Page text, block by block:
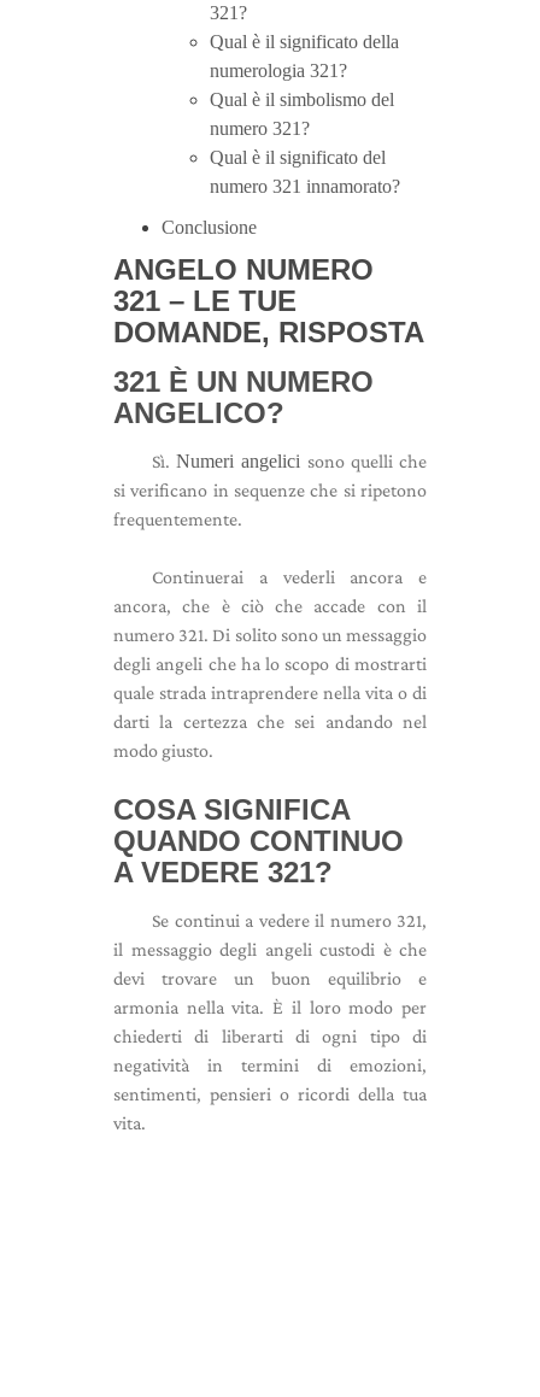
321?
Qual è il significato della
numerologia 321?
Qual è il simbolismo del
numero 321?
Qual è il significato del
numero 321 innamorato?
Conclusione
ANGELO NUMERO
321 – LE TUE
DOMANDE, RISPOSTA
321 È UN NUMERO
ANGELICO?
Sì.Numeri angelici sono quelli che
si verificano in sequenze che si ripetono
frequentemente.
Continuerai a vederli ancora e
ancora, che è ciò che accade con il
numero 321. Di solito sono un messaggio
degli angeli che ha lo scopo di mostrarti
quale strada intraprendere nella vita o di
darti la certezza che sei andando nel
modo giusto.
COSA SIGNIFICA
QUANDO CONTINUO
A VEDERE 321?
Se continui a vedere il numero 321,
il messaggio degli angeli custodi è che
devi trovare un buon equilibrio e
armonia nella vita. È il loro modo per
chiederti di liberarti di ogni tipo di
negatività in termini di emozioni,
sentimenti, pensieri o ricordi della tua
vita.